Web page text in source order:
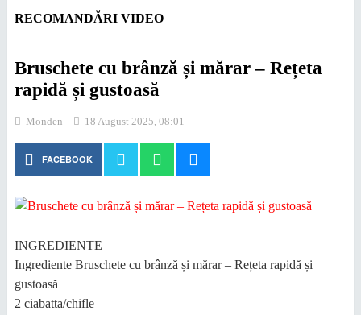
RECOMANDĂRI VIDEO
Bruschete cu brânză și mărar – Rețeta
rapidă și gustoasă
Monden 18 August 2025, 08:01
FACEBOOK
INGREDIENTE
Ingrediente Bruschete cu brânză și mărar – Rețeta rapidă și
gustoasă
2 ciabatta/chifle